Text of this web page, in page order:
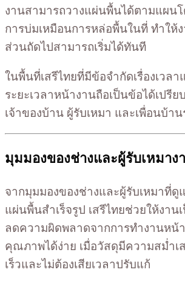
งานสามารถวางแผ่นพื้นได้ตามแผน
การบ่มเหมือนการหล่อพื้นในที่ ทำให้
ส่วนถัดไปสามารถเริ่มได้ทันที
ในพื้นที่เสรีไทยที่มีข้อจำกัดเรื่องเวล
ระยะเวลาหน้างานถือเป็นข้อได้เปรี
เจ้าของบ้าน ผู้รับเหมา และเพื่อนบ้า
มุมมองของช่างและผู้รับเหมาง
จากมุมมองของช่างและผู้รับเหมาที่ดู
แผ่นพื้นสำเร็จรูป เสรีไทยช่วยให้งา
ลดความผิดพลาดจากการทำงานหน้
คุณภาพได้ง่าย เมื่อวัสดุมีความสม่ำเ
เร็วและไม่ต้องเสียเวลาปรับแก้